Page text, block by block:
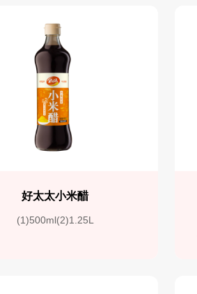
好太太小米醋
(1)500ml(2)1.25L